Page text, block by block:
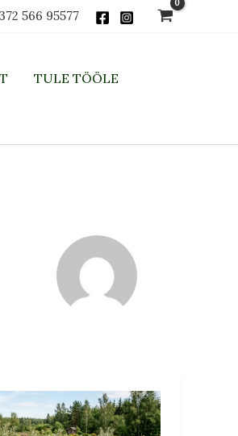
566 95577
TULE TÖÖLE